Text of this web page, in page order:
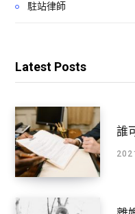
駐站律師
Latest Posts
誰